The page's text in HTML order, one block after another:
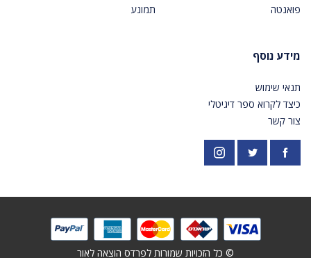
פואנטה
תמונע
מידע נוסף
תנאי שימוש
כיצד לקרוא ספר דיגיטלי
צור קשר
פייסבוק https://twitter.com/PardesPublish
אינסטגרם
© כל הזכויות שמורות לפרדס הוצאה לאור